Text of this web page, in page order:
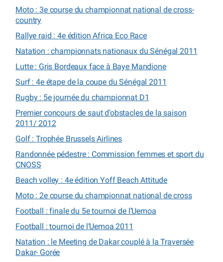
Moto : 3e course du championnat national de cross-
country
Rallye raid : 4e édition Africa Eco Race
Natation : championnats nationaux du Sénégal 2011
Lutte : Gris Bordeaux face à Baye Mandione
Surf : 4e étape de la coupe du Sénégal 2011
Rugby : 5e journée du championnat D1
Premier concours de saut d’obstacles de la saison
2011/ 2012
Golf : Trophée Brussels Airlines
Randonnée pédestre : Commission femmes et sport du
CNOSS
Beach volley : 4e édition Yoff Beach Attitude
Moto : 2e course du championnat national de cross
Football : finale du 5e tournoi de l’Uemoa
Football : tournoi de l’Uemoa 2011
Natation : le Meeting de Dakar couplé à la Traversée
Dakar- Gorée